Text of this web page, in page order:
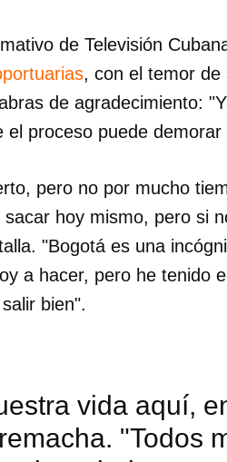
de Televisión
, con el temor de
de agradecimiento:
proceso puede
pero no por mucho
hoy mismo, pero si
"Bogotá es una
a hacer, pero he tenido
bien".
vida aquí,
"Todos